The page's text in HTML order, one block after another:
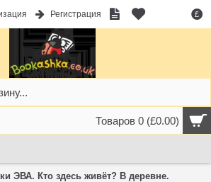
£
Регистрация
Товаров 0 (£0.00)
ЭВА. Кто здесь живёт? В деревне.